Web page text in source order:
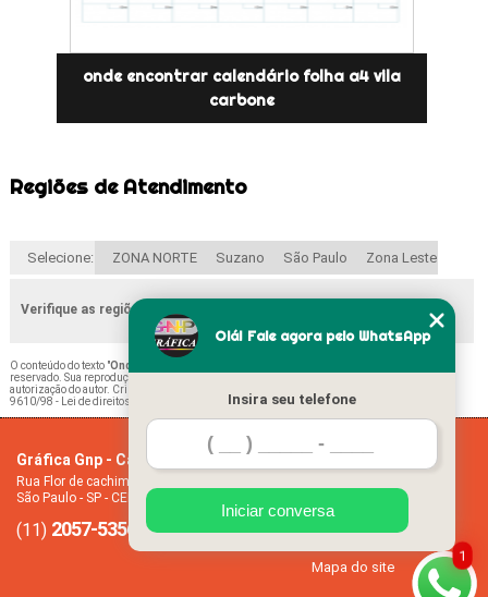
onde encontrar calendário folha a4 vila
carbone
Regiões de Atendimento
Selecione: ZONA NORTE Suzano São Paulo Zona Leste
Verifique as regiões que atendemos
O conteúdo do texto "Onde Comprar Folha Calendário Mensal Barra Funda
reservado. Sua reprodução, parcial ou total, mesmo citando nossos links, é proibida sem a
autorização do autor. Crime de violação de direito autoral – artigo 184 do Código Penal –
9610/98 - Lei de direitos autorais
Gráfica Gnp - Cartão de visita
Rua Flor de cachimbo, 274 - Jardim Santana
São Paulo - SP - CEP: 08050-040
(11) 2057-5356 (11)94612-2445
Missão
Mapa do site
1
Olá! Fale agora pelo WhatsApp
Insira seu telefone
Iniciar conversa